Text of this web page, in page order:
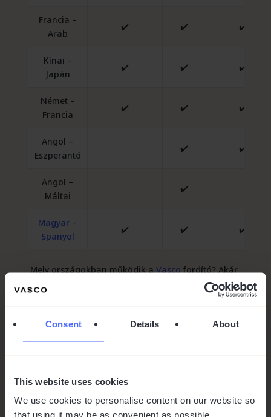
Consent Details About
This website uses cookies
We use cookies to personalise content on our website so
that using it may be as convenient as possible.
Francia –
Arab
✔️ ✔️ ✔️
Kínai –
Japán
✔️ ✔️ ✔️
Német –
Francia
✔️ ✔️ ✔️
Angol –
Eszperantó
✔️ ✔️
Angol –
Máltai
✔️
Magyar –
Spanyol
✔️ ✔️ ✔️
Mely országokban működik aVascofordító? Akár
Európában, – ahol sokféle nyelv létezik, akár
Kelet-Ázsiában jár, vagy ritkább nyelvterületeken
kommunikációban.
fordításokat ad, amelyeket a helyiek is
küldheti a fordítást.